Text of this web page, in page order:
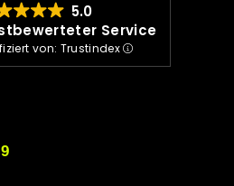
5.0
Service
von: Trustindex